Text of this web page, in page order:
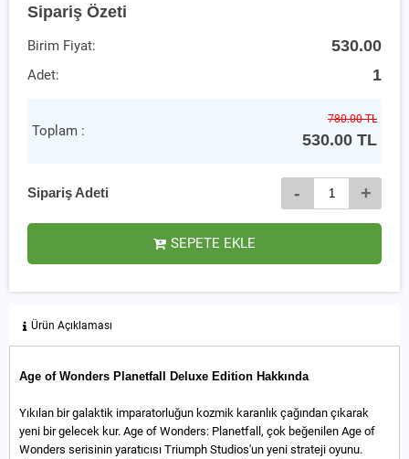
Sipariş Özeti
Birim Fiyat: 530.00
Adet: 1
Toplam :
780.00 TL
530.00 TL
Sipariş Adeti - +
SEPETE EKLE
Ürün Açıklaması
Age of Wonders Planetfall Deluxe Edition Hakkında
Yıkılan bir galaktik imparatorluğun kozmik karanlık çağından çıkarak
yeni bir gelecek kur. Age of Wonders: Planetfall, çok beğenilen Age of
Wonders serisinin yaratıcısı Triumph Studios'un yeni strateji oyunu.